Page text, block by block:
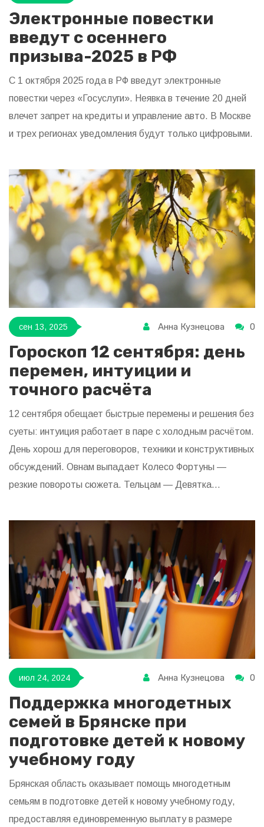
Электронные повестки
введут с осеннего
призыва-2025 в РФ
С 1 октября 2025 года в РФ введут электронные
повестки через «Госуслуги». Неявка в течение 20 дней
влечет запрет на кредиты и управление авто. В Москве
и трех регионах уведомления будут только цифровыми.
сен 13, 2025 Анна Кузнецова 0
Гороскоп 12 сентября: день
перемен, интуиции и
точного расчёта
12 сентября обещает быстрые перемены и решения без
суеты: интуиция работает в паре с холодным расчётом.
День хорош для переговоров, техники и конструктивных
обсуждений. Овнам выпадает Колесо Фортуны —
резкие повороты сюжета. Тельцам — Девятка
уместны, но обещания — только после проверки
июл 24, 2024 Анна Кузнецова 0
Поддержка многодетных
семей в Брянске при
подготовке детей к новому
учебному году
Брянская область оказывает помощь многодетным
семьям в подготовке детей к новому учебному году,
предоставляя единовременную выплату в размере